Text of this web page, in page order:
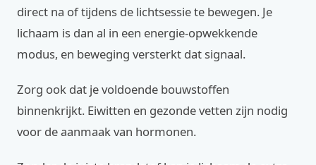
direct na of tijdens de lichtsessie te bewegen. Je
lichaam is dan al in een energie-opwekkende
modus, en beweging versterkt dat signaal.
Zorg ook dat je voldoende bouwstoffen
binnenkrijkt. Eiwitten en gezonde vetten zijn nodig
voor de aanmaak van hormonen.